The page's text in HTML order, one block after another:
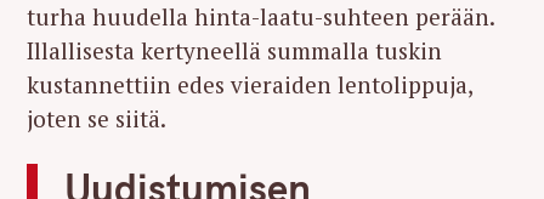
turha huudella hinta-laatu-suhteen perään.
Illallisesta kertyneellä summalla tuskin
kustannettiin edes vieraiden lentolippuja,
joten se siitä.
Uudistumisen